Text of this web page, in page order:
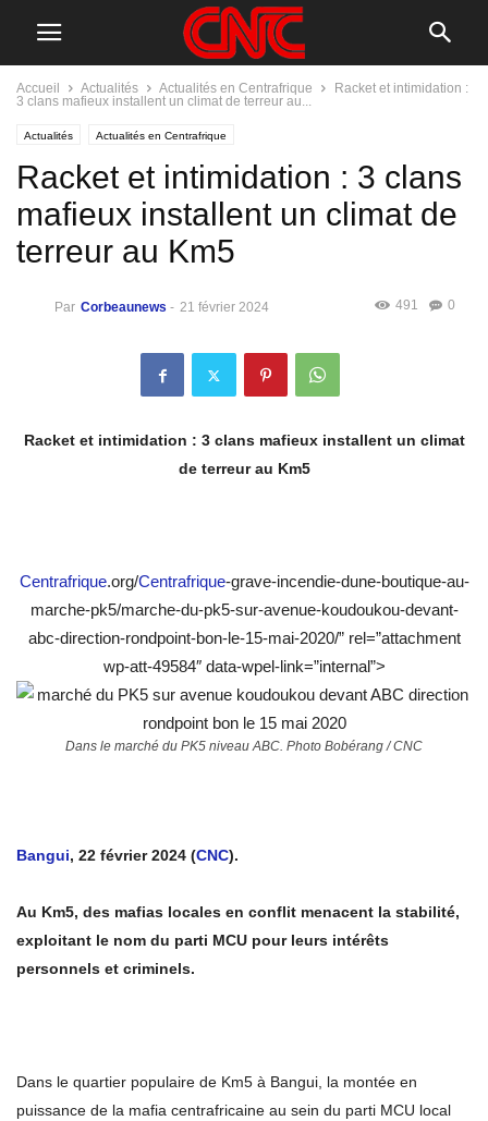
Accueil Actualités Actualités en Centrafrique
Racket et intimidation :
3 clans mafieux installent un climat de terreur au...
Actualités Actualités en Centrafrique
Racket et intimidation : 3 clans
mafieux installent un climat de
terreur au Km5
Par Corbeaunews - 21 février 2024 0
491
Racket et intimidation : 3 clans mafieux installent un climat
de terreur au Km5
Centrafrique.org/Centrafrique-grave-incendie-dune-boutique-au-
marche-pk5/marche-du-pk5-sur-avenue-koudoukou-devant-
abc-direction-rondpoint-bon-le-15-mai-2020/” rel=”attachment
wp-att-49584″ data-wpel-link=”internal”>
Dans le marché du PK5 niveau ABC. Photo Bobérang / CNC
Bangui, 22 février 2024 (CNC).
Au Km5, des mafias locales en conflit menacent la stabilité,
exploitant le nom du parti MCU pour leurs intérêts
personnels et criminels.
Dans le quartier populaire de Km5 à Bangui, la montée en
puissance de la mafia centrafricaine au sein du parti MCU local